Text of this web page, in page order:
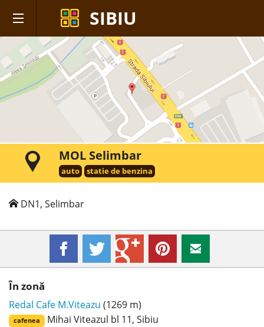
SIBIU
MOL Selimbar
auto statie de benzina
DN1, Selimbar
În zonă
Redal Cafe M.Viteazu (1269 m)
cafenea
Mihai Viteazul bl 11, Sibiu